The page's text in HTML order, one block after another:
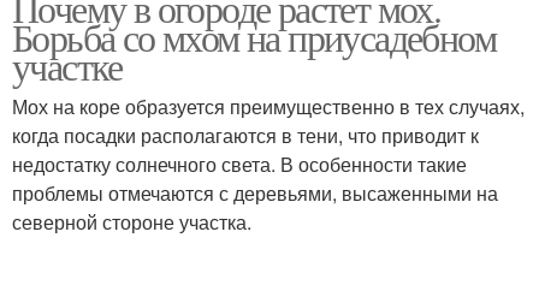
Зелёные мхи Зеленый мох
Мох в горшке Мох с черепицы
Борьба со мхом на приусадебном
участке
Мох на коре образуется преимущественно в тех случаях,
когда посадки располагаются в тени, что приводит к
недостатку солнечного света. В особенности такие
проблемы отмечаются с деревьями, высаженными на
северной стороне участка.